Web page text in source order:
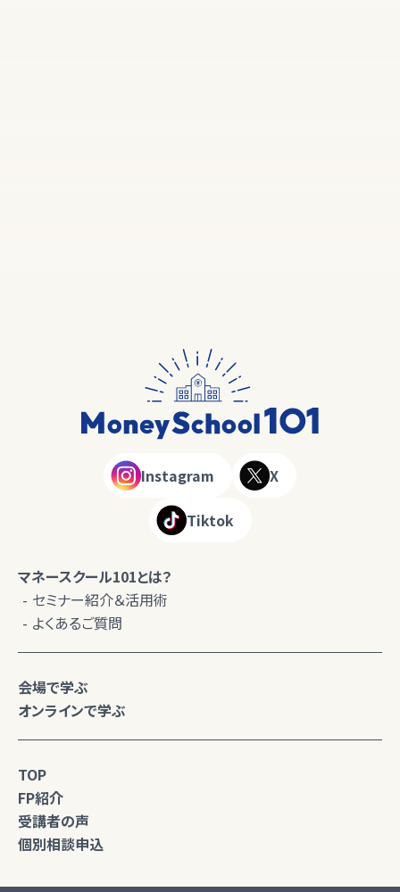
Instagram X
Tiktok
マネースクール101とは？
セミナー紹介＆活用術
よくあるご質問
会場で学ぶ
オンラインで学ぶ
TOP
FP紹介
受講者の声
個別相談申込